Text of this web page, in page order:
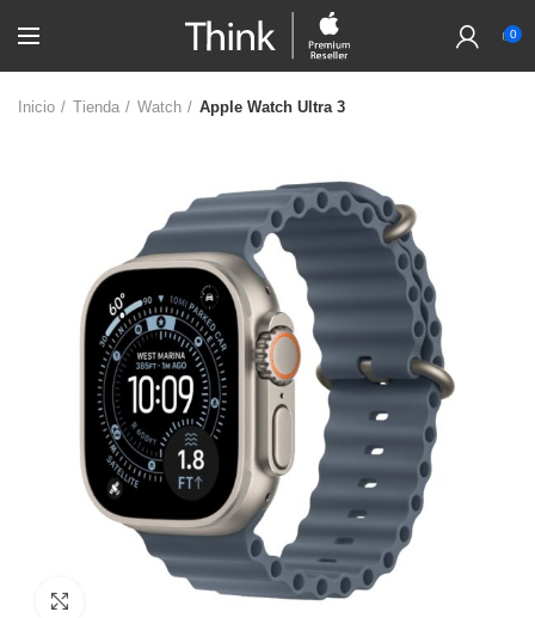
0
Inicio Tienda Watch Apple Watch Ultra 3